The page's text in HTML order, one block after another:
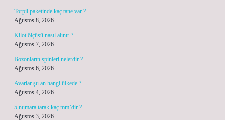
Torpil paketinde kaç tane var ?
Ağustos 8, 2026
Kilot ölçüsü nasıl alınır ?
Ağustos 7, 2026
Bozonların spinleri nelerdir ?
Ağustos 6, 2026
Avarlar şu an hangi ülkede ?
Ağustos 4, 2026
5 numara tarak kaç mm’dir ?
Ağustos 3, 2026